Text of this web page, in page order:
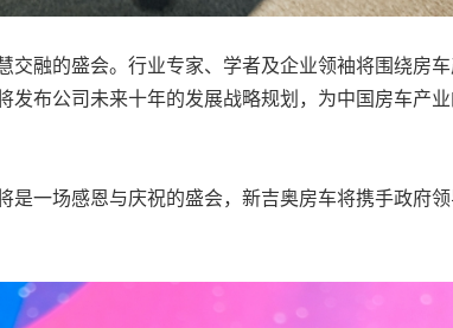
融的盛会。行业专家、学者及企业领袖将围绕房
布公司未来十年的发展战略规划，为中国房车产
一场感恩与庆祝的盛会，新吉奥房车将携手政府